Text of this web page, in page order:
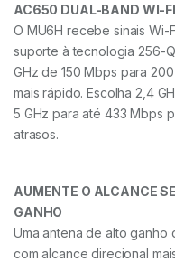
AC650 DUAL-BAND WI-FI
O MU6H recebe sinais Wi-
suporte à tecnologia 256-
GHz de 150 Mbps para
mais rápido. Escolha 2,4
5 GHz para até 433 Mbps
atrasos.
AUMENTE O ALCANCE
GANHO
Uma antena de alto
com alcance direcional